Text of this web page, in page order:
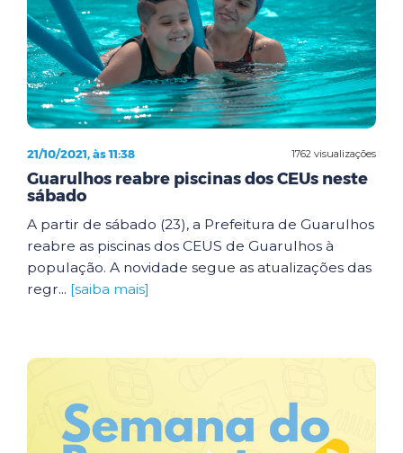
1762 visualizações
21/10/2021, às 11:38
Guarulhos reabre piscinas dos CEUs neste
sábado
A partir de sábado (23), a Prefeitura de Guarulhos
reabre as piscinas dos CEUS de Guarulhos à
população. A novidade segue as atualizações das
regr... [saiba mais]